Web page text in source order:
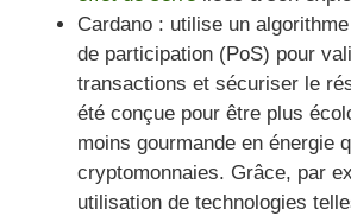
Cardano : utilise un
de participation (PoS) pour
transactions et sécuriser le
été conçue pour être plus
moins gourmande en énergie
cryptomonnaies. Grâce, par
utilisation de technologies